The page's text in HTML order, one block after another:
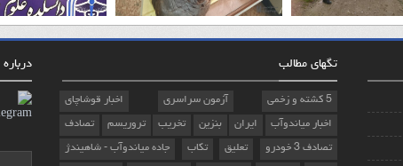
تگهای مطالب
5 کشته و زخمی آزمون سراسری
اخبار قوشاچای
اخبار میاندوآب
ایران بنزین تخریب تروریسم
تصادف
تصادف 3 خودرو
تعلیق تکاب جاده میاندوآب - شاهیندژ
درباره